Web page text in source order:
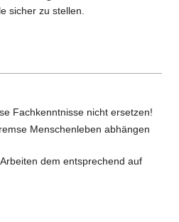
sicher zu stellen.
Fachkenntnisse nicht ersetzen!
Menschenleben abhängen
dem entsprechend auf